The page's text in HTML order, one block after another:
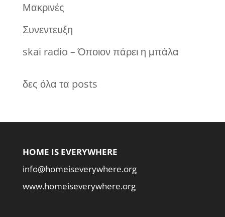
Μακρινές
Συνεντευξη
skai radio – Όποιον πάρει η μπάλα
δες όλα τα posts
HOME IS EVERYWHERE
info@homeiseverywhere.org
www.homeiseverywhere.org